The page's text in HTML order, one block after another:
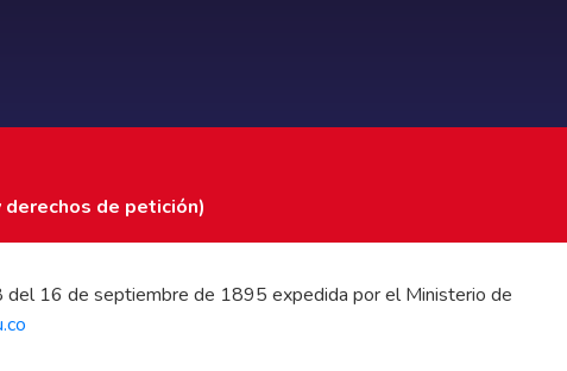
de petición)
del 16 de septiembre de 1895 expedida por el Ministerio de